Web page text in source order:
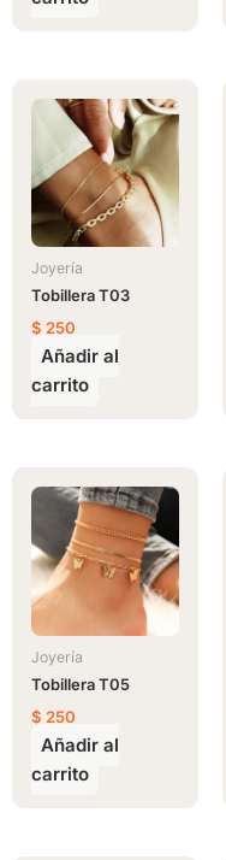
Joyería
Tobillera T03
$ 250
Añadir al
carrito
Joyería
Tobillera T05
$ 250
Añadir al
carrito